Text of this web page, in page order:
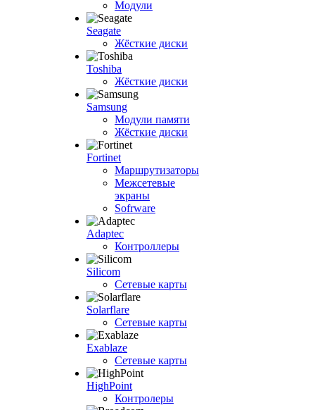
Модули
Seagate
Жёсткие диски
Toshiba
Жёсткие диски
Samsung
Модули памяти
Жёсткие диски
Fortinet
Маршрутизаторы
Межсетевые
экраны
Sofrware
Adaptec
Контроллеры
Silicom
Сетевые карты
Solarflare
Сетевые карты
Exablaze
Сетевые карты
HighPoint
Контролеры